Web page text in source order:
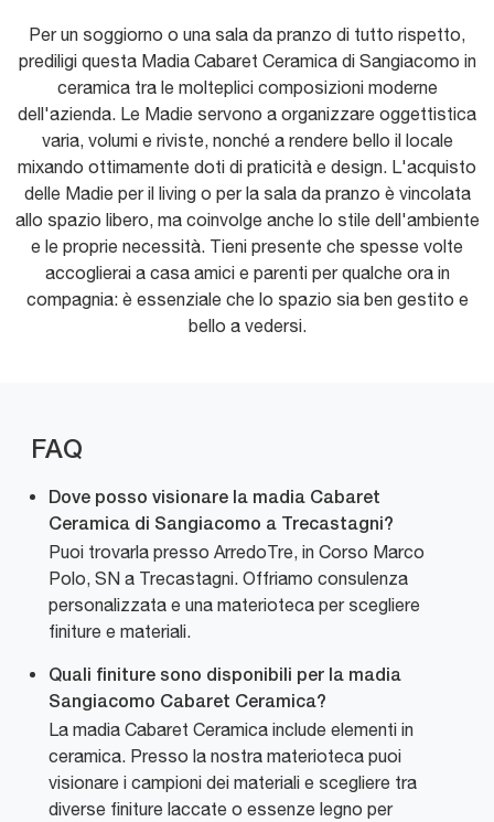
Per un soggiorno o una sala da pranzo di tutto rispetto,
prediligi questa Madia Cabaret Ceramica di Sangiacomo in
ceramica tra le molteplici composizioni moderne
dell'azienda. Le Madie servono a organizzare oggettistica
varia, volumi e riviste, nonché a rendere bello il locale
mixando ottimamente doti di praticità e design. L'acquisto
delle Madie per il living o per la sala da pranzo è vincolata
allo spazio libero, ma coinvolge anche lo stile dell'ambiente
e le proprie necessità. Tieni presente che spesse volte
accoglierai a casa amici e parenti per qualche ora in
compagnia: è essenziale che lo spazio sia ben gestito e
bello a vedersi.
FAQ
Dove posso visionare la madia Cabaret
Ceramica di Sangiacomo a Trecastagni?
Puoi trovarla presso ArredoTre, in Corso Marco
Polo, SN a Trecastagni. Offriamo consulenza
personalizzata e una materioteca per scegliere
finiture e materiali.
Quali finiture sono disponibili per la madia
Sangiacomo Cabaret Ceramica?
La madia Cabaret Ceramica include elementi in
ceramica. Presso la nostra materioteca puoi
visionare i campioni dei materiali e scegliere tra
diverse finiture laccate o essenze legno per